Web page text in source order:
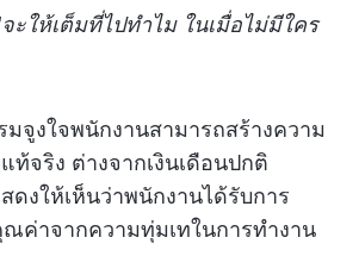
'จะให้เต็มที่ไปทำไม ในเมื่อไม่มีใคร
จูงใจพนักงานสามารถสร้างความ
ท้จริง ต่างจากเงินเดือนปกติ
ดงให้เห็นว่าพนักงานได้รับการ
ค่าจากความทุ่มเทในการทำงาน